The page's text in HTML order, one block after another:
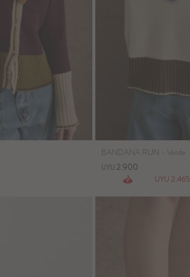
BANDANA RUN - Verde
UYU 2.900
UYU 2.465